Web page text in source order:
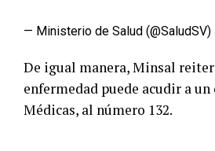
— Ministerio de Salud (@SaludSV)
De igual manera, Minsal
enfermedad puede acudir a
Médicas, al número 132.